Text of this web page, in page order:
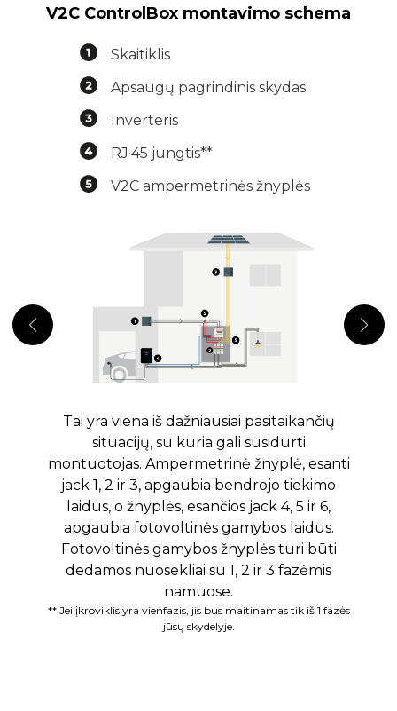
V2C ControlBox montavimo schema
Skaitiklis
Apsaugų pagrindinis skydas
Inverteris
RJ·45 jungtis**
V2C ampermetrinės žnyplės
Tai yra viena iš dažniausiai pasitaikančių
situacijų, su kuria gali susidurti
montuotojas. Ampermetrinė žnyplė, esanti
jack 1, 2 ir 3, apgaubia bendrojo tiekimo
laidus, o žnyplės, esančios jack 4, 5 ir 6,
apgaubia fotovoltinės gamybos laidus.
Fotovoltinės gamybos žnyplės turi būti
dedamos nuosekliai su 1, 2 ir 3 fazėmis
namuose.
** Jei įkroviklis yra vienfazis, jis bus maitinamas tik iš 1 fazės
jūsų skydelyje.